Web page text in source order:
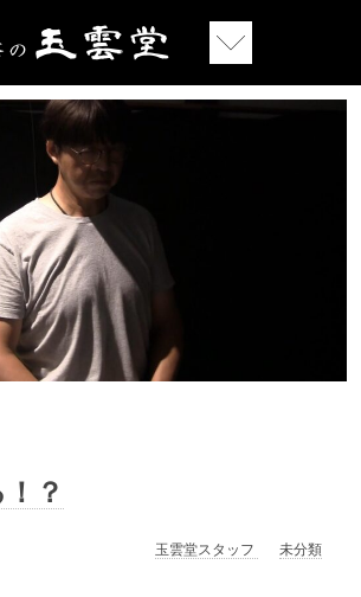
？
玉雲堂スタッフ 未分類